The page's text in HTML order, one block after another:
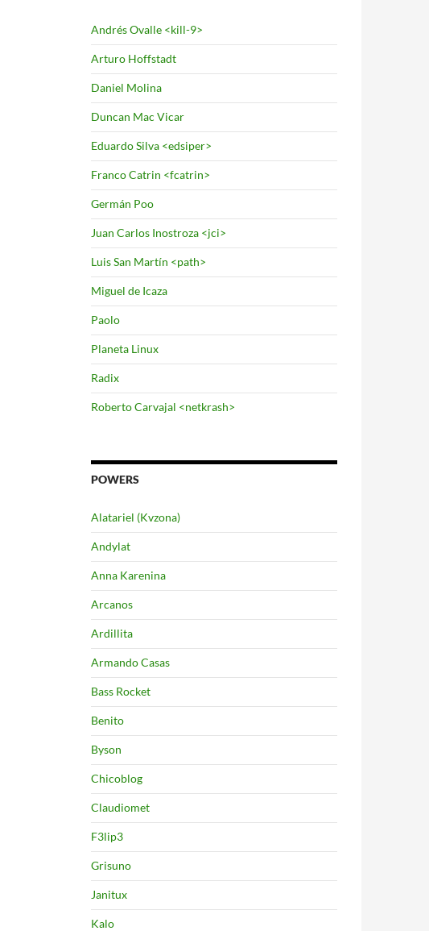
Andrés Ovalle <kill-9>
Arturo Hoffstadt
Daniel Molina
Duncan Mac Vicar
Eduardo Silva <edsiper>
Franco Catrin <fcatrin>
Germán Poo
Juan Carlos Inostroza <jci>
Luis San Martín <path>
Miguel de Icaza
Paolo
Planeta Linux
Radix
Roberto Carvajal <netkrash>
POWERS
Alatariel (Kvzona)
Andylat
Anna Karenina
Arcanos
Ardillita
Armando Casas
Bass Rocket
Benito
Byson
Chicoblog
Claudiomet
F3lip3
Grisuno
Janitux
Kalo